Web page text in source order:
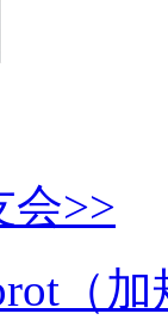
会>>
（